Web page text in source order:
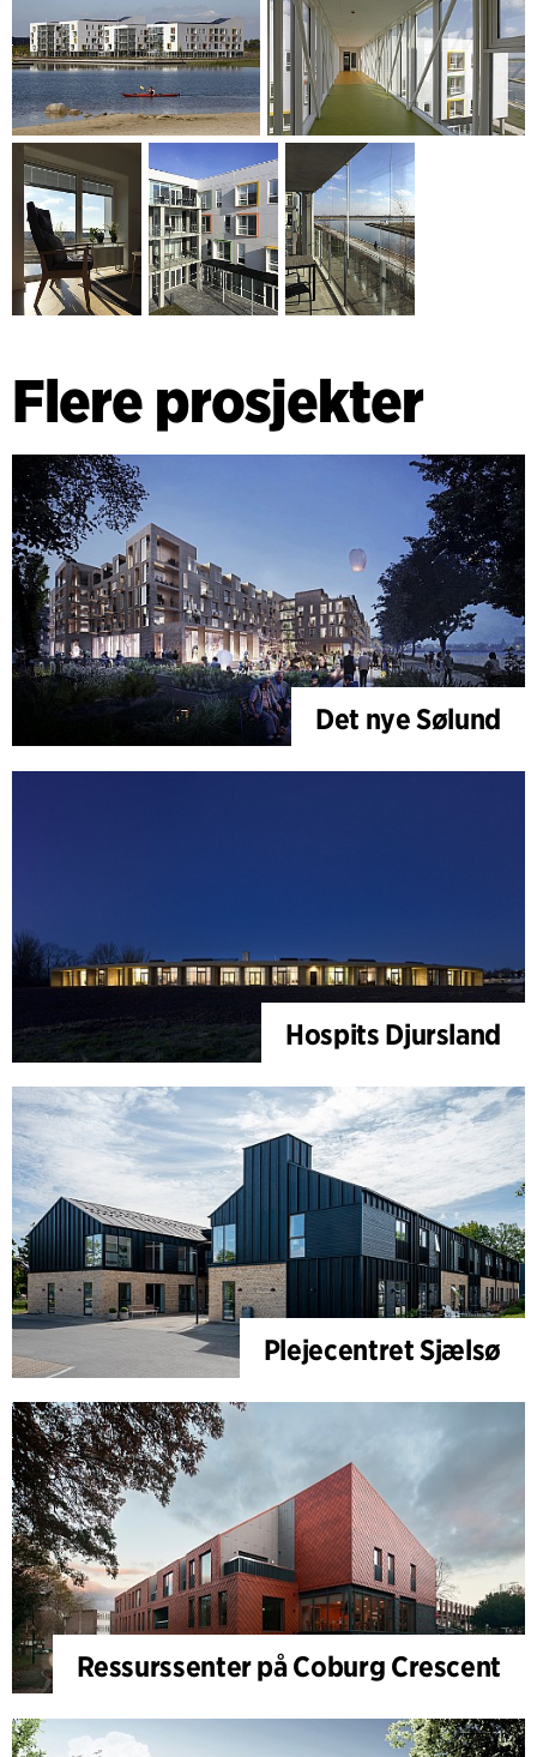
Flere prosjekter
Det nye Sølund
Hospits Djursland
Plejecentret Sjælsø
Ressurssenter på Coburg Crescent